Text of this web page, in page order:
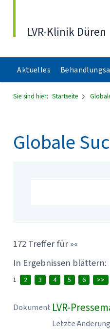
LVR-Klinik Düren
Aktuelles
Sie sind hier: Startseite
Globale
172 Treffer für »«
In Ergebnissen blättern:
1 2 3 4 5 6 >>
Dokument LVR-
Letzte